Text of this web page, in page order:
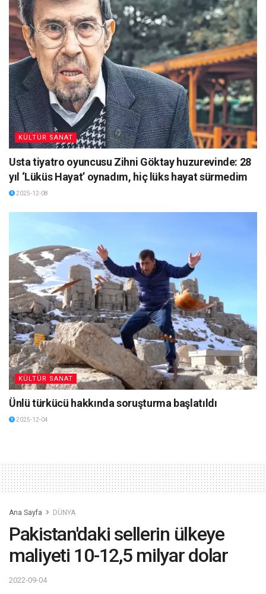
KÜLTÜR SANAT
Usta tiyatro oyuncusu Zihni Göktay huzurevinde: 28
yıl ‘Lüküs Hayat’ oynadım, hiç lüks hayat sürmedim
2025-12-08
KÜLTÜR SANAT
Ünlü türkücü hakkında soruşturma başlatıldı
2025-12-04
Ana Sayfa DÜNYA
Pakistan'daki sellerin ülkeye
maliyeti 10-12,5 milyar dolar
2022-09-04